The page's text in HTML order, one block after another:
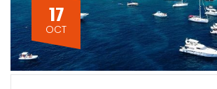
17
OCT